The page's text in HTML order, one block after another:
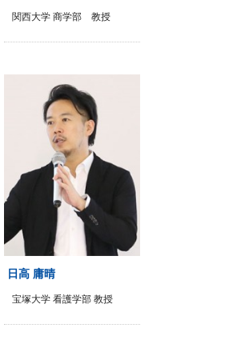
関西大学 商学部 教授
日高 庸晴
宝塚大学 看護学部 教授